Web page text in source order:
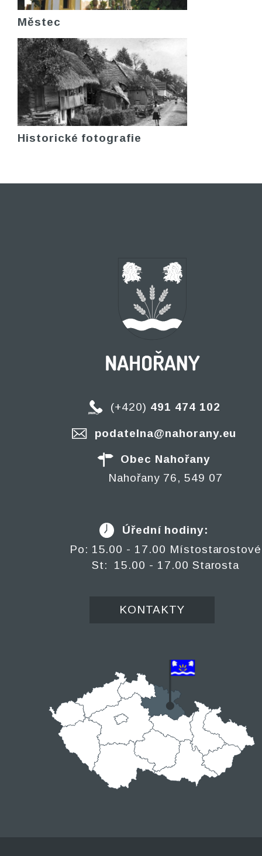
Městec
Historické fotografie
(+420) 491 474 102
podatelna@nahorany.eu
Obec Nahořany
Nahořany 76, 549 07
Úřední hodiny:
Po: 15.00 - 17.00 Místostarostové
St: 15.00 - 17.00 Starosta
KONTAKTY